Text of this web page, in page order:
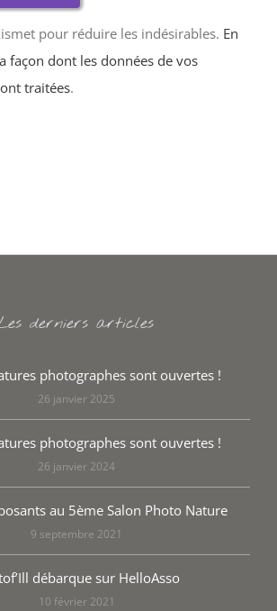
pour réduire les indésirables. En
façon dont les données de vos
traitées.
derniers articles
photographes sont ouvertes !
26 janvier 2025
photographes sont ouvertes !
26 janvier 2024
au 5ème Salon Photo Nature
9 septembre 2021
débarque sur HelloAsso
10 février 2021